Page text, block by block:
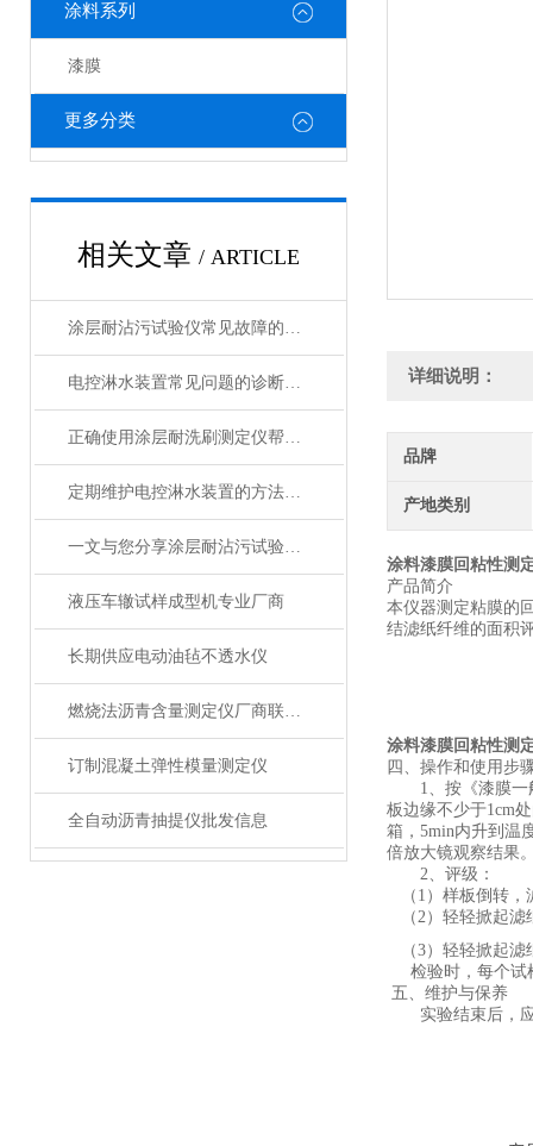
涂料系列
漆膜
更多分类
相关文章 / ARTICLE
涂层耐沾污试验仪常见故障的快速诊断与精准解决方法分享
电控淋水装置常见问题的诊断与解决方法分享
正确使用涂层耐洗刷测定仪帮助能更准确的评估涂层性能
定期维护电控淋水装置的方法及重要性介绍
一文与您分享涂层耐沾污试验仪的正确操作步骤
液压车辙试样成型机专业厂商
长期供应电动油毡不透水仪
燃烧法沥青含量测定仪厂商联系方式
订制混凝土弹性模量测定仪
全自动沥青抽提仪批发信息
详细说明：
品牌
产地类别
涂料漆膜回粘性测
产品简介
本仪器测定粘膜的
结滤纸纤维的面积
涂料漆膜回粘性测
四、操作和使用步
1、按《漆膜
板边缘不少于1cm
箱， 5min内升到温
倍放大镜观察结果
2、评级：
（ 1 ）样板倒转，
（2）轻轻掀起滤
（3）轻轻掀起滤
检验时，每个试
五、维护与保养
实验结束后，